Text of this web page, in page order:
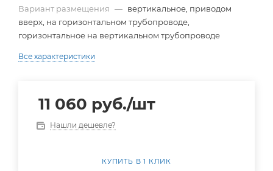
Вариант размещения — вертикальное, приводом
вверх, на горизонтальном трубопроводе,
горизонтальное на вертикальном трубопроводе
Все характеристики
11 060 руб./шт
Нашли дешевле?
КУПИТЬ В 1 КЛИК